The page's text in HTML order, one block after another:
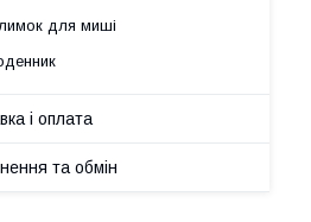
для миші
і оплата
та обмін